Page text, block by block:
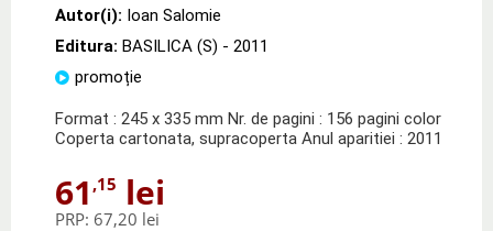
Autor(i): Ioan Salomie
Editura: BASILICA (S) - 2011
promoție
Format : 245 x 335 mm Nr. de pagini : 156 pagini color
Coperta cartonata, supracoperta Anul aparitiei : 2011
61 ,15 lei
PRP: 67,20 lei